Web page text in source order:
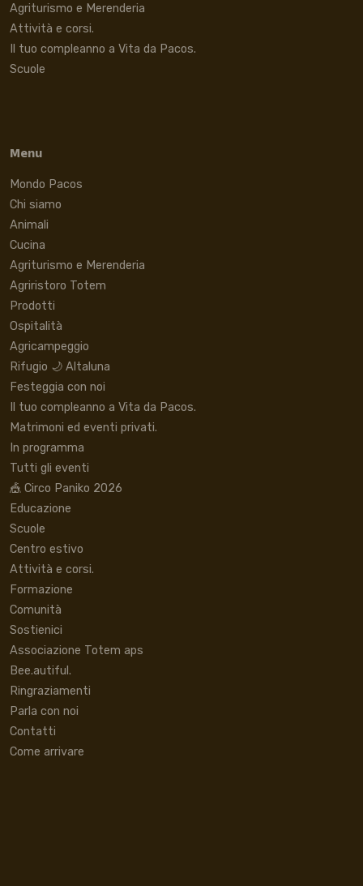
Agriturismo e Merenderia
Attività e corsi.
Il tuo compleanno a Vita da Pacos.
Scuole
Menu
Mondo Pacos
Chi siamo
Animali
Cucina
Agriturismo e Merenderia
Agriristoro Totem
Prodotti
Ospitalità
Agricampeggio
Rifugio 🌙 Altaluna
Festeggia con noi
Il tuo compleanno a Vita da Pacos.
Matrimoni ed eventi privati.
In programma
Tutti gli eventi
🎪 Circo Paniko 2026
Educazione
Scuole
Centro estivo
Attività e corsi.
Formazione
Comunità
Sostienici
Associazione Totem aps
Bee.autiful.
Ringraziamenti
Parla con noi
Contatti
Come arrivare